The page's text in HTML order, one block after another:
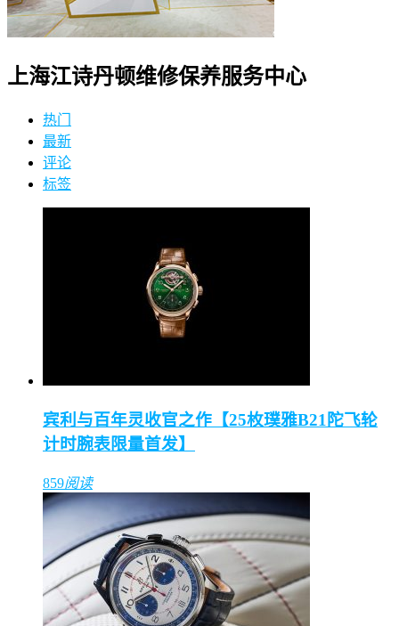
上海江诗丹顿维修保养服务中心
热门
最新
评论
标签
宾利与百年灵收官之作【25枚璞雅B21陀飞轮
计时腕表限量首发】
859阅读